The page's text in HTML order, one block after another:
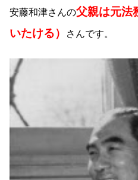
安藤和津さんの父親は元法
いたける）
さんです。